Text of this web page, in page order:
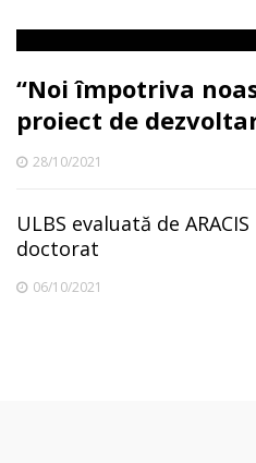
“Noi împotriva
proiect de
28/10/2021
ULBS evaluată de
doctorat
06/10/2021